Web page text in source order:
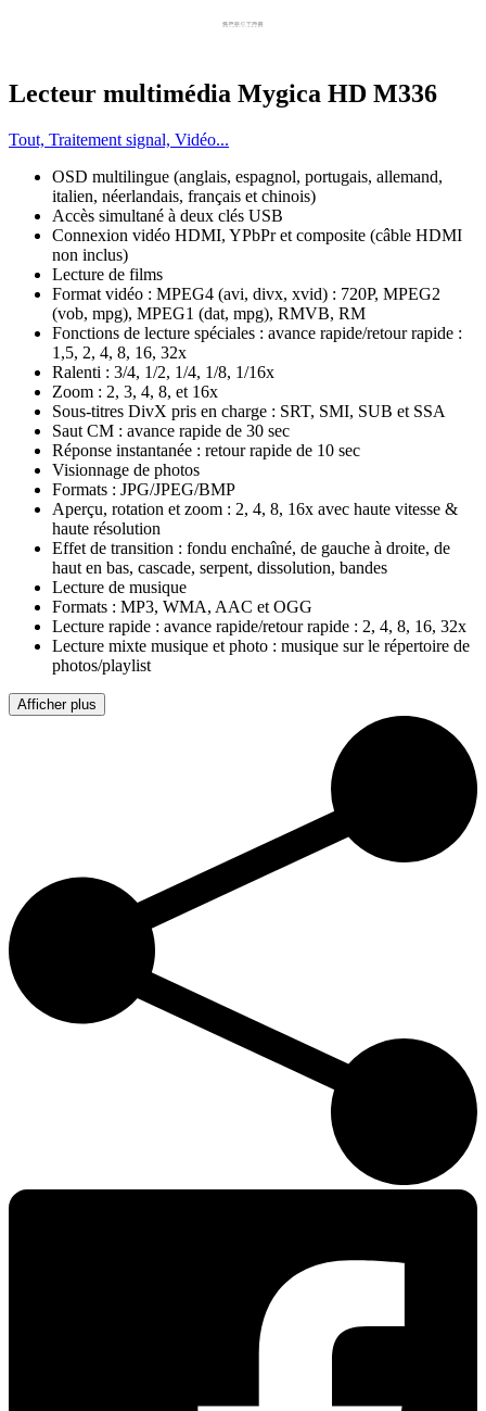
Lecteur multimédia Mygica HD M336
Tout, Traitement signal, Vidéo...
OSD multilingue (anglais, espagnol, portugais, allemand,
italien, néerlandais, français et chinois)
Accès simultané à deux clés USB
Connexion vidéo HDMI, YPbPr et composite (câble HDMI
non inclus)
Lecture de films
Format vidéo : MPEG4 (avi, divx, xvid) : 720P, MPEG2
(vob, mpg), MPEG1 (dat, mpg), RMVB, RM
Fonctions de lecture spéciales : avance rapide/retour rapide :
1,5, 2, 4, 8, 16, 32x
Ralenti : 3/4, 1/2, 1/4, 1/8, 1/16x
Zoom : 2, 3, 4, 8, et 16x
Sous-titres DivX pris en charge : SRT, SMI, SUB et SSA
Saut CM : avance rapide de 30 sec
Réponse instantanée : retour rapide de 10 sec
Visionnage de photos
Formats : JPG/JPEG/BMP
Aperçu, rotation et zoom : 2, 4, 8, 16x avec haute vitesse &
haute résolution
Effet de transition : fondu enchaîné, de gauche à droite, de
haut en bas, cascade, serpent, dissolution, bandes
Lecture de musique
Formats : MP3, WMA, AAC et OGG
Lecture rapide : avance rapide/retour rapide : 2, 4, 8, 16, 32x
Lecture mixte musique et photo : musique sur le répertoire de
photos/playlist
Afficher plus